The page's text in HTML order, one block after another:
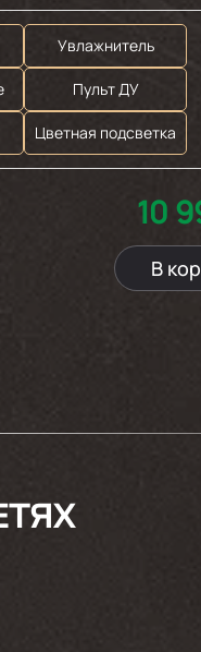
Увлажнитель
Пульт ДУ
Цветная подсветка
10
В